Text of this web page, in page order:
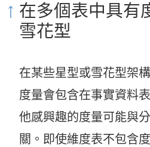
在多個表中具有
雪花型
在某些星型或雪花型架
度量會包含在事實資料
他感興趣的度量可能與
關。即使維度表不包含